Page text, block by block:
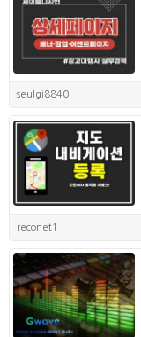
seulgi8840
reconet1